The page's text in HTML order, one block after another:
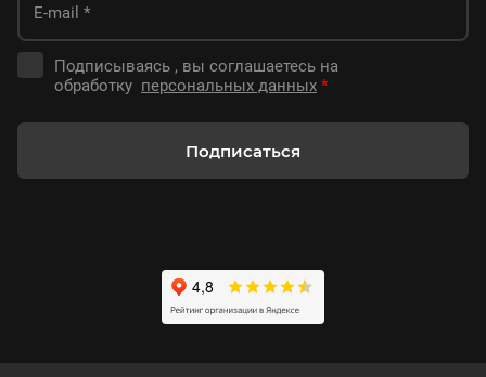
Подписываясь , вы соглашаетесь на
обработку персональных данных *
Подписаться